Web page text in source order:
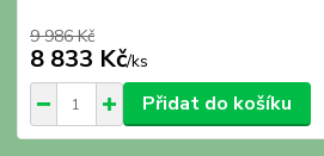
9 986 Kč
8 833 Kč/ks
Přidat do košíku